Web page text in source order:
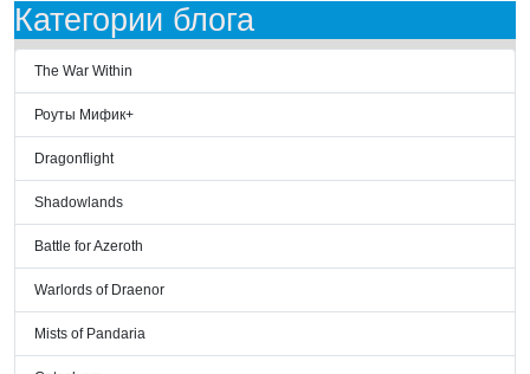
Категории блога
The War Within
Роуты Мифик+
Dragonflight
Shadowlands
Battle for Azeroth
Warlords of Draenor
Mists of Pandaria